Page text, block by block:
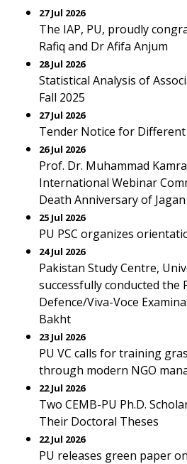
27 Jul 2026
The IAP, PU, proudly
Rafiq and Dr Afifa Anjum
28 Jul 2026
Statistical Analysis of
Fall 2025
27 Jul 2026
Tender Notice for
26 Jul 2026
Prof. Dr. Muhammad
International Webinar
Death Anniversary of
25 Jul 2026
PU PSC organizes
24 Jul 2026
Pakistan Study Centre,
successfully conducted the
Defence/Viva-Voce
Bakht
23 Jul 2026
PU VC calls for training
through modern NGO
22 Jul 2026
Two CEMB-PU Ph.D.
Their Doctoral Theses
22 Jul 2026
PU releases green paper